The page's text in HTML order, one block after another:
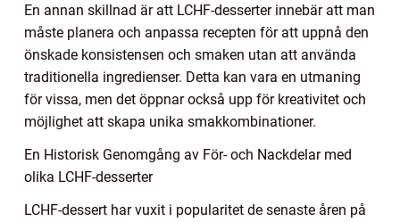
En annan skillnad är att LCHF-desserter innebär att man
måste planera och anpassa recepten för att uppnå den
önskade konsistensen och smaken utan att använda
traditionella ingredienser. Detta kan vara en utmaning
för vissa, men det öppnar också upp för kreativitet och
möjlighet att skapa unika smakkombinationer.
En Historisk Genomgång av För- och Nackdelar med
olika LCHF-desserter
LCHF-dessert har vuxit i popularitet de senaste åren på